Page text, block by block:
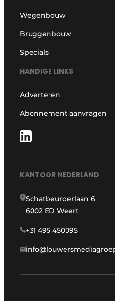
Wegenbouw
Bruggenbouw
Specials
HANDIGE LINKS
Adverteren
Abonnement aanvragen
KANTOOR NEDERLAND
Schatbeurderlaan 6
6002 ED Weert
+31 495 450095